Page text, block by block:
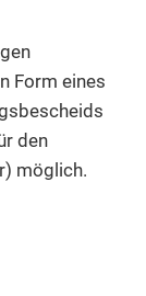
Form eines
den
möglich.